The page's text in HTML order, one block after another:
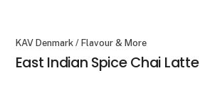
KAV Denmark / Flavour & More
East Indian Spice Chai Latte